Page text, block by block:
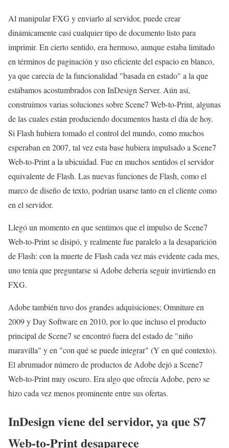
Al manipular FXG y enviarlo al servidor, puede crear
dinámicamente casi cualquier tipo de documento listo para
imprimir. En cierto sentido, era hermoso, aunque estaba limitado
en términos de paginación y uso eficiente del espacio en blanco,
ya que carecía de la funcionalidad "basada en estado" a la que
estábamos acostumbrados con InDesign Server. Aún así,
construimos varias soluciones sobre Scene7 Web-to-Print, algunas
de las cuales están produciendo documentos hasta el día de hoy.
Si Flash hubiera tomado el control del mundo, como muchos
esperaban en 2007, tal vez esta base hubiera impulsado a Scene7
Web-to-Print a la ubicuidad. Fue en muchos sentidos el servidor
equivalente de Flash. Las nuevas funciones de Flash, como el
marco de diseño de texto, podrían usarse tanto en el cliente como
en el servidor.
Llegó un momento en que sentimos que el impulso de Scene7
Web-to-Print se disipó, y realmente fue paralelo a la desaparición
de Flash: con la muerte de Flash cada vez más evidente cada mes,
uno tenía que preguntarse si Adobe debería seguir invirtiendo en
FXG.
Adobe también tuvo dos grandes adquisiciones; Omniture en
2009 y Day Software en 2010, por lo que incluso el producto
principal de Scene7 se encontró fuera del estado de "niño
maravilla" y en "con qué se puede integrar" (Y en qué contexto).
El abrumador número de productos de Adobe dejó a Scene7
Web-to-Print muy oscuro. Era algo que ofrecía Adobe, pero se
hizo cada vez menos prominente entre sus ofertas.
InDesign viene del servidor, ya que S7
Web-to-Print desaparece